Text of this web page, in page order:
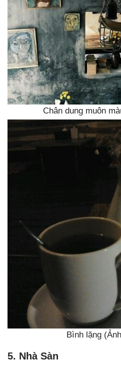
Chân dung muôn
Bình lặng
5. Nhà Sàn